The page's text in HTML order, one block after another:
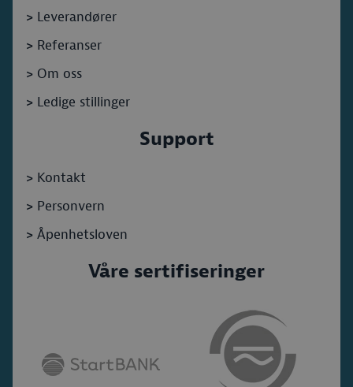
> Leverandører
> Referanser
> Om oss
> Ledige stillinger
Support
> Kontakt
> Personvern
> Åpenhetsloven
Våre sertifiseringer